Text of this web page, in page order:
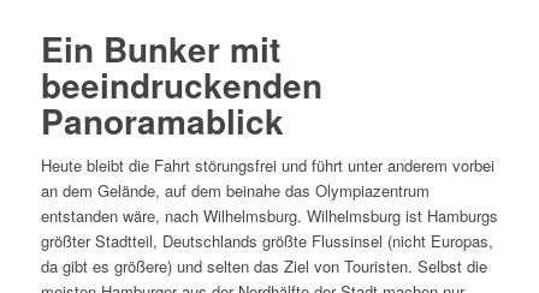
Ein Bunker mit
beeindruckenden
Panoramablick
Heute bleibt die Fahrt störungsfrei und führt unter anderem vorbei
an dem Gelände, auf dem beinahe das Olympiazentrum
entstanden wäre, nach Wilhelmsburg. Wilhelmsburg ist Hamburgs
größter Stadtteil, Deutschlands größte Flussinsel (nicht Europas,
da gibt es größere) und selten das Ziel von Touristen. Selbst die